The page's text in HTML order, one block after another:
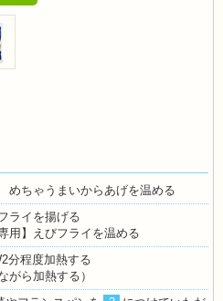
ちゃうまいからあげを温める
ライを揚げる
用】えびフライを温める
分程度加熱する
がら加熱する）